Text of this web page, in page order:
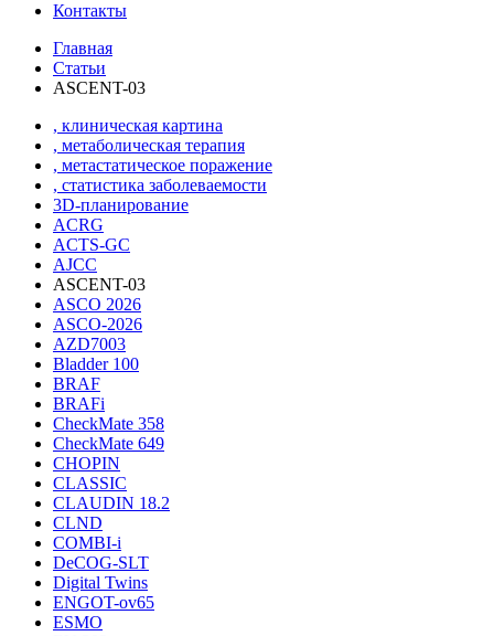
Контакты
Главная
Статьи
ASCENT-03
, клиническая картина
, метаболическая терапия
, метастатическое поражение
, статистика заболеваемости
3D-планирование
ACRG
ACTS-GC
AJCC
ASCENT-03
ASCO 2026
ASCO-2026
AZD7003
Bladder 100
BRAF
BRAFi
CheckMate 358
CheckMate 649
CHOPIN
CLASSIС
CLAUDIN 18.2
CLND
COMBI-i
DeCOG-SLT
Digital Twins
ENGOT-ov65
ESMO